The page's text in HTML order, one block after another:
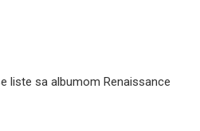
liste sa albumom Renaissance